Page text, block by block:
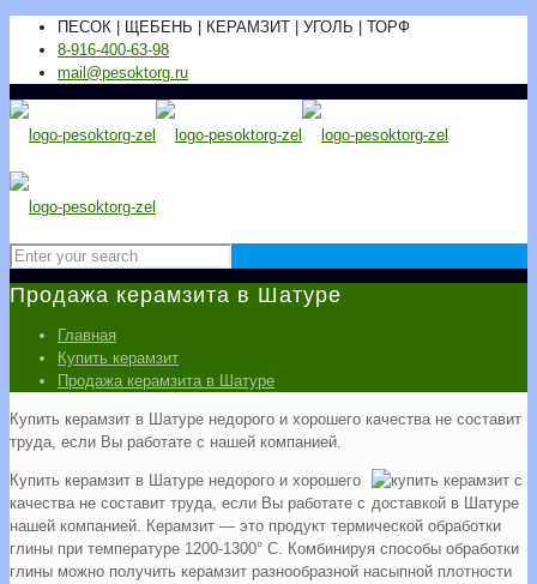
ПЕСОК | ЩЕБЕНЬ | КЕРАМЗИТ | УГОЛЬ | ТОРФ
8-916-400-63-98
mail@pesoktorg.ru
Продажа керамзита в Шатуре
Главная
Купить керамзит
Продажа керамзита в Шатуре
Купить керамзит в Шатуре недорого и хорошего качества не составит
труда, если Вы работате с нашей компанией.
Купить керамзит в Шатуре недорого и хорошего
качества не составит труда, если Вы работате с
нашей компанией. Керамзит — это продукт термической обработки
глины при температуре 1200-1300° С. Комбинируя способы обработки
глины можно получить керамзит разнообразной насыпной плотности